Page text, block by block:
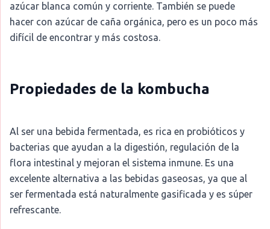
azúcar blanca común y corriente. También se puede
hacer con azúcar de caña orgánica, pero es un poco más
difícil de encontrar y más costosa.
Propiedades de la kombucha
Al ser una bebida fermentada, es rica en probióticos y
bacterias que ayudan a la digestión, regulación de la
flora intestinal y mejoran el sistema inmune. Es una
excelente alternativa a las bebidas gaseosas, ya que al
ser fermentada está naturalmente gasificada y es súper
refrescante.